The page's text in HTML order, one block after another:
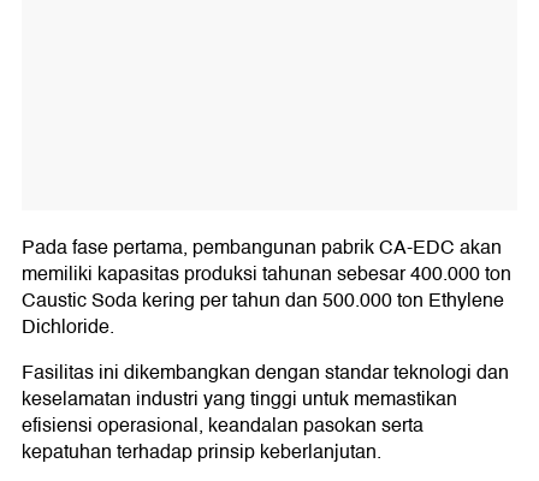
Pada fase pertama, pembangunan pabrik CA-EDC akan
memiliki kapasitas produksi tahunan sebesar 400.000 ton
Caustic Soda kering per tahun dan 500.000 ton Ethylene
Dichloride.
Fasilitas ini dikembangkan dengan standar teknologi dan
keselamatan industri yang tinggi untuk memastikan
efisiensi operasional, keandalan pasokan serta
kepatuhan terhadap prinsip keberlanjutan.